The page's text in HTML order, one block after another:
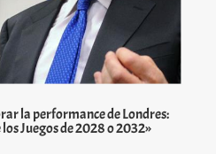
la performance de Londres:
Juegos de 2028 o 2032»